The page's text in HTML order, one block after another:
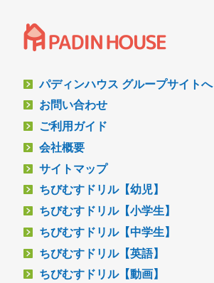
パディンハウス グループサイトへ
お問い合わせ
ご利用ガイド
会社概要
サイトマップ
ちびむすドリル【幼児】
ちびむすドリル【小学生】
ちびむすドリル【中学生】
ちびむすドリル【英語】
ちびむすドリル【動画】